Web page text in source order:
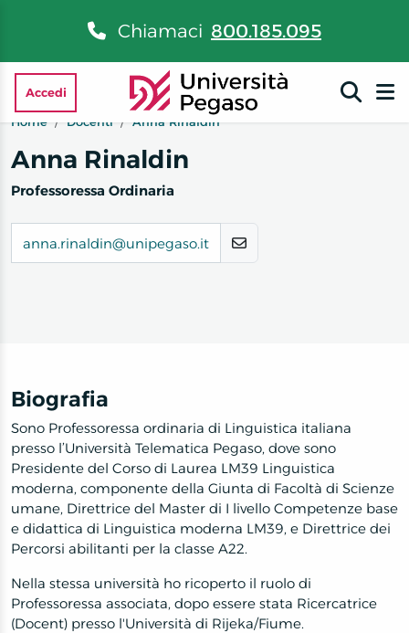
Chiamaci 800.185.095
Accedi
Home
Docenti Anna Rinaldin
Anna Rinaldin
Professoressa Ordinaria
anna.rinaldin@unipegaso.it
Biografia
Sono Professoressa ordinaria di Linguistica italiana
presso l’Università Telematica Pegaso, dove sono
Presidente del Corso di Laurea LM39 Linguistica
moderna, componente della Giunta di Facoltà di Scienze
umane, Direttrice del Master di I livello Competenze base
e didattica di Linguistica moderna LM39, e Direttrice dei
Percorsi abilitanti per la classe A22.
Nella stessa università ho ricoperto il ruolo di
Professoressa associata, dopo essere stata Ricercatrice
(Docent) presso l'Università di Rijeka/Fiume.